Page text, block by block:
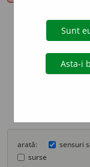
info
arată: sensuri
surse